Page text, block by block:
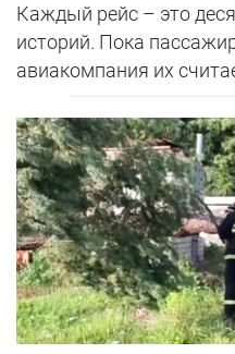
Каждый рейс – это
историй. Пока
авиакомпания их